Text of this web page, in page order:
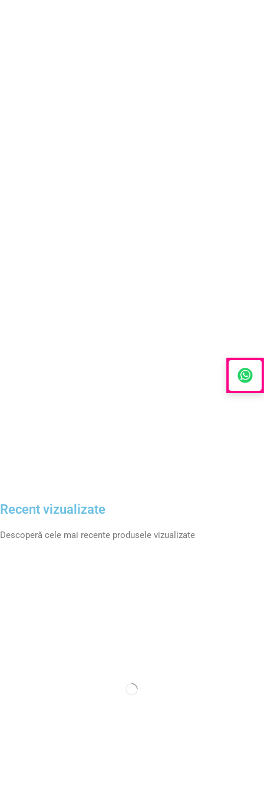
Recent vizualizate
Descoperă cele mai recente produsele vizualizate